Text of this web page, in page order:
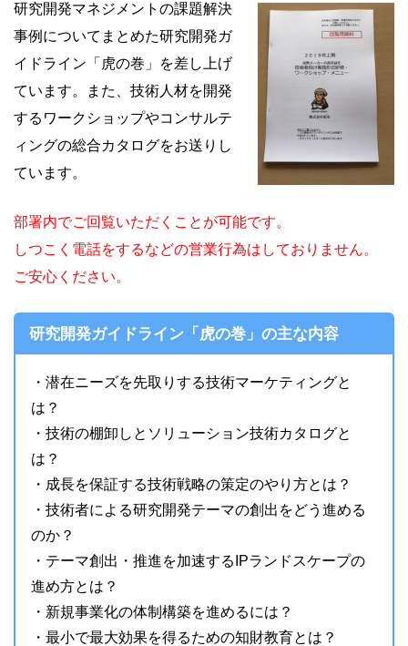
研究開発マネジメントの課題解決
事例についてまとめた研究開発ガ
イドライン「虎の巻」を差し上げ
ています。また、技術人材を開発
するワークショップやコンサルテ
ィングの総合カタログをお送りし
ています。
部署内でご回覧いただくことが可能です。
しつこく電話をするなどの営業行為はしておりません。
ご安心ください。
研究開発ガイドライン「虎の巻」の主な内容
・潜在ニーズを先取りする技術マーケティングと
は？
・技術の棚卸しとソリューション技術カタログと
は？
・成長を保証する技術戦略の策定のやり方とは？
・技術者による研究開発テーマの創出をどう進める
のか？
・テーマ創出・推進を加速するIPランドスケープの
進め方とは？
・新規事業化の体制構築を進めるには？
・最小で最大効果を得るための知財教育とは？